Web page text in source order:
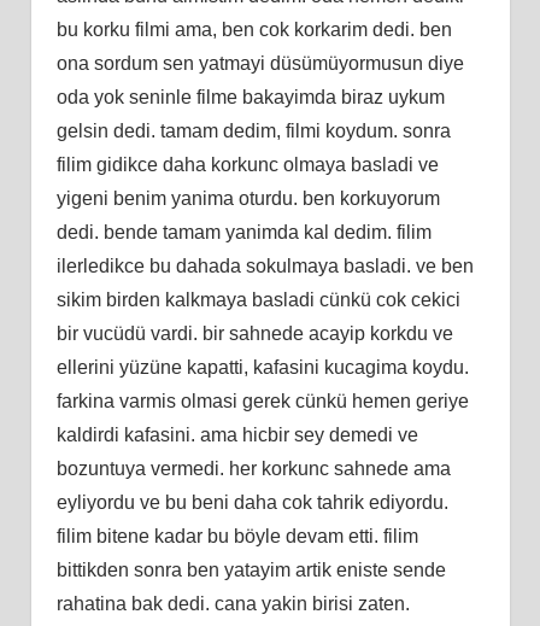
bu korku filmi ama, ben cok korkarim dedi. ben
ona sordum sen yatmayi düsümüyormusun diye
oda yok seninle filme bakayimda biraz uykum
gelsin dedi. tamam dedim, filmi koydum. sonra
filim gidikce daha korkunc olmaya basladi ve
yigeni benim yanima oturdu. ben korkuyorum
dedi. bende tamam yanimda kal dedim. filim
ilerledikce bu dahada sokulmaya basladi. ve ben
sikim birden kalkmaya basladi cünkü cok cekici
bir vucüdü vardi. bir sahnede acayip korkdu ve
ellerini yüzüne kapatti, kafasini kucagima koydu.
farkina varmis olmasi gerek cünkü hemen geriye
kaldirdi kafasini. ama hicbir sey demedi ve
bozuntuya vermedi. her korkunc sahnede ama
eyliyordu ve bu beni daha cok tahrik ediyordu.
filim bitene kadar bu böyle devam etti. filim
bittikden sonra ben yatayim artik eniste sende
rahatina bak dedi. cana yakin birisi zaten.